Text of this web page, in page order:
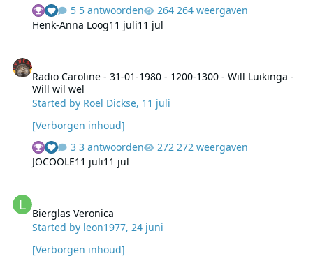
5 antwoorden
264 weergaven
Henk-Anna Loog11 juli11 jul
Radio Caroline - 31-01-1980 - 1200-1300 - Will Luikinga -
Will wil wel
Started by Roel Dickse, 11 juli
[Verborgen inhoud]
3 antwoorden
272 weergaven
JOCOOLE11 juli11 jul
Bierglas Veronica
Started by leon1977, 24 juni
[Verborgen inhoud]